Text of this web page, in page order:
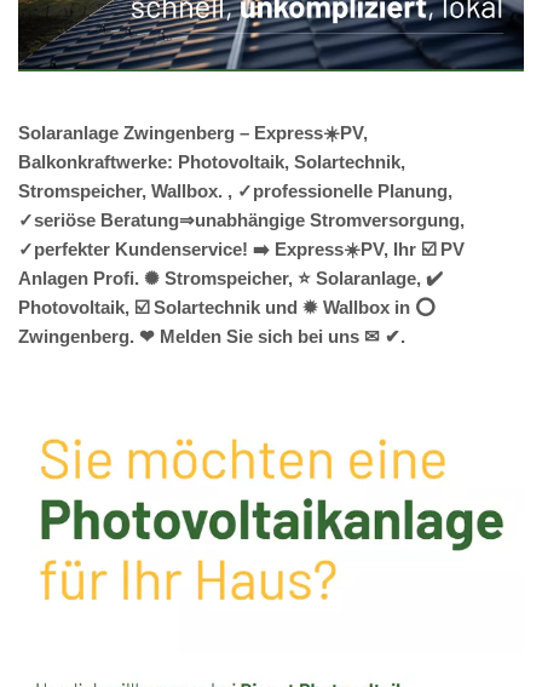
Solaranlage Zwingenberg – Express☀️PV,
Balkonkraftwerke: Photovoltaik, Solartechnik,
Stromspeicher, Wallbox. , ✓professionelle Planung,
✓seriöse Beratung⇒unabhängige Stromversorgung,
✓perfekter Kundenservice! ➡️ Express☀️PV️, Ihr ☑️ PV
Anlagen Profi. ✺ Stromspeicher, ⭐ Solaranlage, ✔️
Photovoltaik, ☑️ Solartechnik und ✹ Wallbox in ⭕
Zwingenberg. ❤ Melden Sie sich bei uns ✉ ✔.